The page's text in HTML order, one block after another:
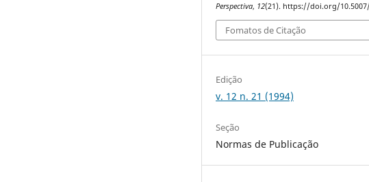
Perspectiva, 12(21). https://doi.org/
Fomatos de Citação
Edição
v. 12 n. 21 (1994)
Seção
Normas de Publicação